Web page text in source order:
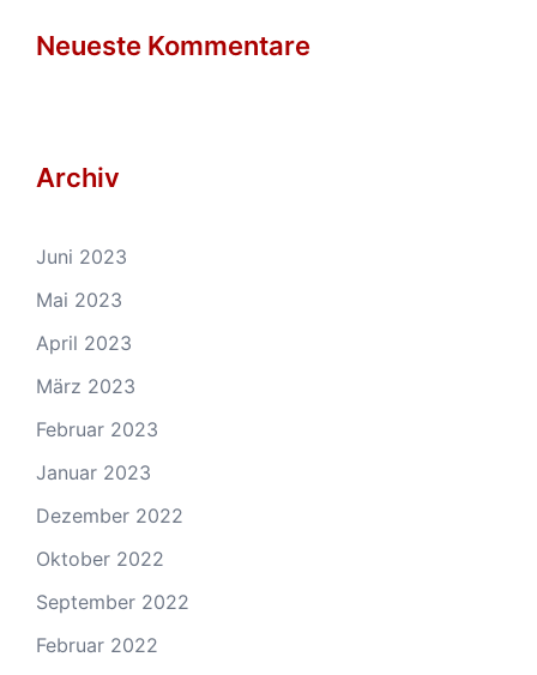
Neueste Kommentare
Archiv
Juni 2023
Mai 2023
April 2023
März 2023
Februar 2023
Januar 2023
Dezember 2022
Oktober 2022
September 2022
Februar 2022